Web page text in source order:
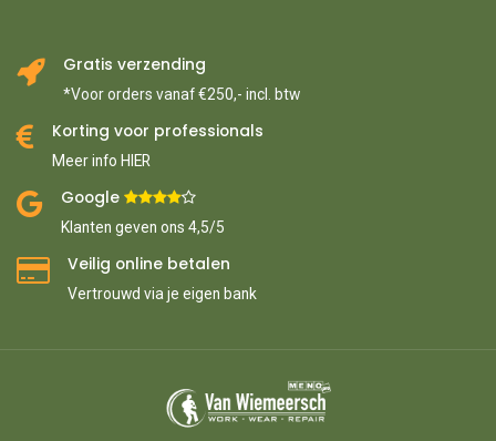
Gratis verzending
*Voor orders vanaf €250,- incl. btw
Korting voor professionals
Meer info HIER
Google ​
Klanten geven ons 4,5/5
Veilig online betalen
Vertrouwd via je eigen bank